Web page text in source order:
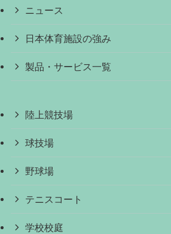
ニュース
日本体育施設の強み
製品・サービス一覧
陸上競技場
球技場
野球場
テニスコート
学校校庭